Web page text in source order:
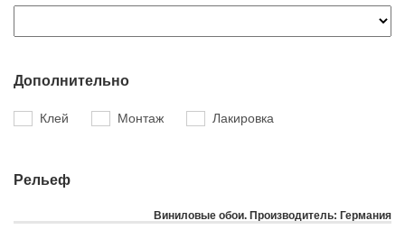
Дополнительно
Клей Монтаж Лакировка
Рельеф
Виниловые обои. Производитель: Германия